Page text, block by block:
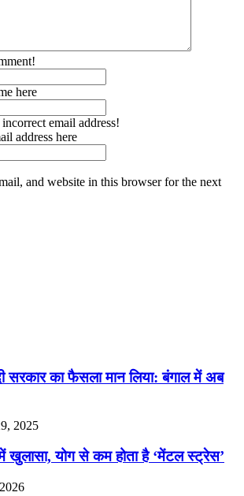
here
email address!
address here
and website in this browser for the next
सरकार का फैसला मान लिया: बंगाल में अब
2025
खुलासा, योग से कम होता है ‘मेंटल स्ट्रेस’